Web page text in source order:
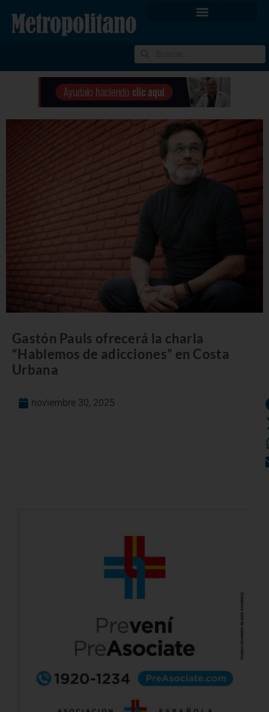
Gastón Pauls ofrecerá la charla
“Hablemos de adicciones” en Costa
Urbana
noviembre 30, 2025